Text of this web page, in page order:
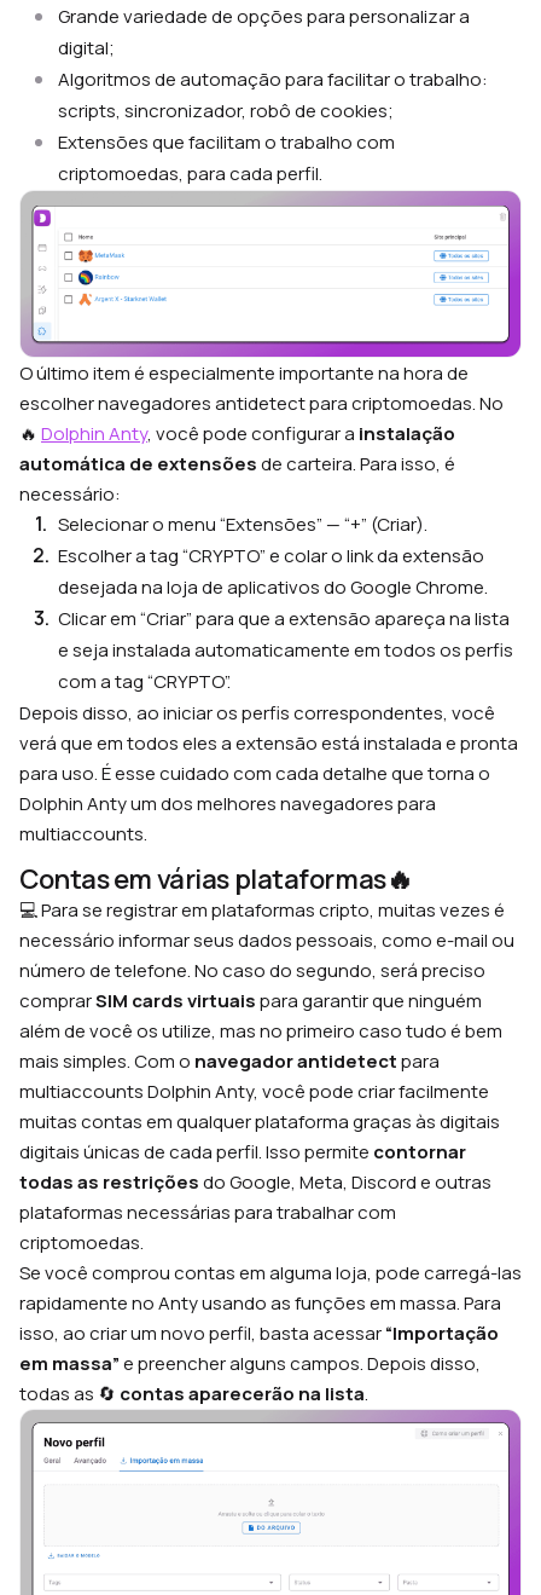
Grande variedade de opções para personalizar a
digital;
Algoritmos de automação para facilitar o trabalho:
scripts, sincronizador, robô de cookies;
Extensões que facilitam o trabalho com
criptomoedas, para cada perfil.
O último item é especialmente importante na hora de
escolher navegadores antidetect para criptomoedas. No
🔥 Dolphin Anty, você pode configurar a instalação
automática de extensõesde carteira. Para isso, é
necessário:
Selecionar o menu “Extensões” — “+” (Criar).
Escolher a tag “CRYPTO” e colar o link da extensão
desejada na loja de aplicativos do Google Chrome.
Clicar em “Criar” para que a extensão apareça na lista
e seja instalada automaticamente em todos os perfis
com a tag “CRYPTO”.
Depois disso, ao iniciar os perfis correspondentes, você
verá que em todos eles a extensão está instalada e pronta
para uso. É esse cuidado com cada detalhe que torna o
Dolphin Anty um dos melhores navegadores para
multiaccounts.
Contas em várias plataformas🔥
💻 Para se registrar em plataformas cripto, muitas vezes é
necessário informar seus dados pessoais, como e-mail ou
número de telefone. No caso do segundo, será preciso
comprarSIM cards virtuaispara garantir que ninguém
além de você os utilize, mas no primeiro caso tudo é bem
mais simples. Com o navegador antidetectpara
multiaccounts Dolphin Anty, você pode criar facilmente
muitas contas em qualquer plataforma graças às digitais
digitais únicas de cada perfil. Isso permite contornar
todas as restriçõesdo Google, Meta, Discord e outras
plataformas necessárias para trabalhar com
criptomoedas.
Se você comprou contas em alguma loja, pode carregá-las
rapidamente no Anty usando as funções em massa. Para
isso, ao criar um novo perfil, basta acessar“Importação
em massa”e preencher alguns campos. Depois disso,
todas as 🔄 contas aparecerão na lista.